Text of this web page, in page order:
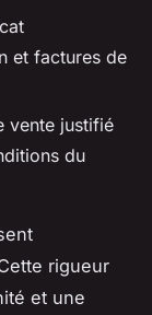
et factures de
vente justifié
du
rigueur
et une